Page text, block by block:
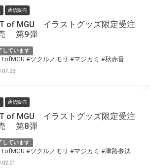
通信販売
of MGU イラストグッズ限定受注
第9弾
しています
#ツクルノモリ #マジカミ #秋赤音
通信販売
of MGU イラストグッズ限定受注
第8弾
しています
#ツクルノモリ #マジカミ #津路参汰